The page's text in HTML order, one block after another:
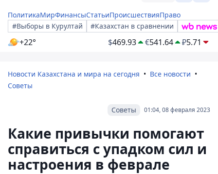
ПолитикаМирФинансыСтатьиПроисшествияПраво
#Выборы в Курултай
#Казахстан в сравнении
+22° $469.93 €541.64 ₽5.71
Новости Казахстана и мира на сегодня
Все новости
Советы
01:04, 08 февраля 2023
Советы
Какие привычки помогают
справиться с упадком сил и
настроения в феврале